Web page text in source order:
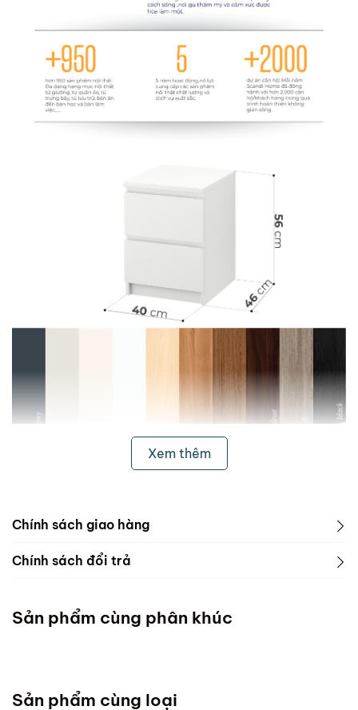
Xem thêm
Chính sách giao hàng
1. Freeship & Lắp đặt cho khách hàng các tỉnh thành
Miền Bắc
Đà Nẵng :Thứ 7 mỗi tuần ( Chốt đơn chậm nhất thứ
Chính sách đổi trả
Sản phẩm cùng phân khúc
Sản phẩm cùng loại